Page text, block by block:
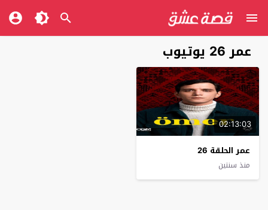
عمر 26 يوتيوب
02:13:03
عمر الحلقة 26
منذ سنتين